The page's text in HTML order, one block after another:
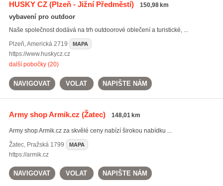
HUSKY CZ(Plzeň - Jižní Předměstí) 150,98 km
vybavení pro outdoor
Naše společnost dodává na trh outdoorové oblečení a turistické, ...
Plzeň,Americká 2719 MAPA
https://www.huskycz.cz
další pobočky (20)
NAVIGOVAT VOLAT NAPIŠTE NÁM
Army shop Armik.cz (Žatec) 148,01 km
Army shop Armik.cz za skvělé ceny nabízí širokou nabídku ...
Žatec, Pražská 1799 MAPA
https://armik.cz
NAVIGOVAT VOLAT NAPIŠTE NÁM